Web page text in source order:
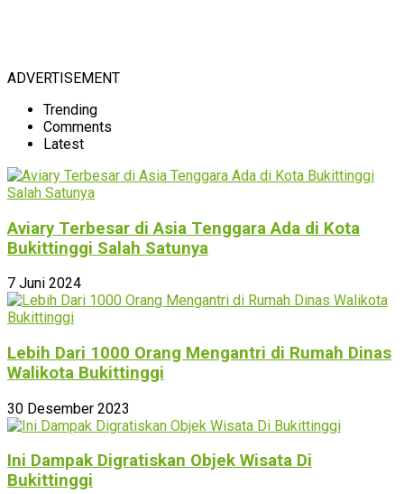
ADVERTISEMENT
Trending
Comments
Latest
Aviary Terbesar di Asia Tenggara Ada di Kota
Bukittinggi Salah Satunya
7 Juni 2024
Lebih Dari 1000 Orang Mengantri di Rumah Dinas
Walikota Bukittinggi
30 Desember 2023
Ini Dampak Digratiskan Objek Wisata Di
Bukittinggi